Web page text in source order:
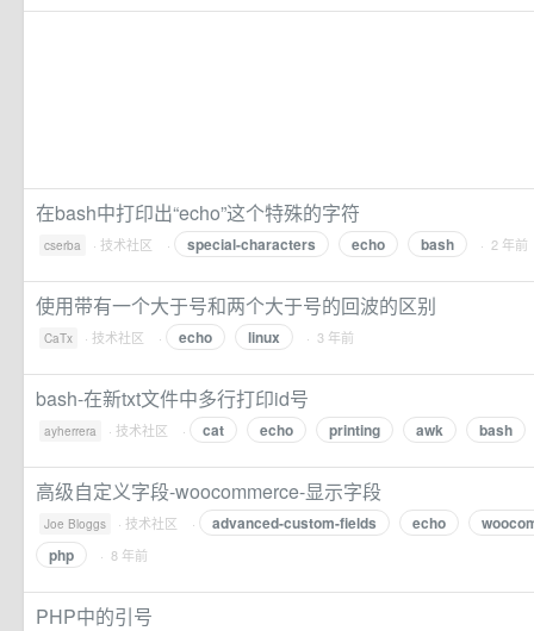
在bash中打印出“echo”这个特殊的字符
cserba · 技术社区 · special-characters echo bash · 2 年前
使用带有一个大于号和两个大于号的回波的区别
CaTx · 技术社区 · echo linux · 3 年前
bash-在新txt文件中多行打印id号
ayherrera · 技术社区 · cat echo printing awk bash
高级自定义字段-woocommerce-显示字段
Joe Bloggs · 技术社区 · advanced-custom-fields echo
php
· 8 年前
PHP中的引号